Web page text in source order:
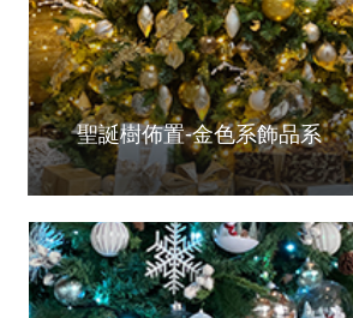
聖誕樹佈置-金色系飾品系